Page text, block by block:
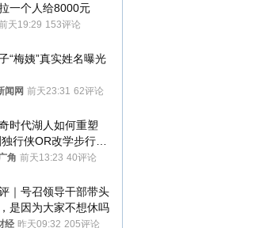
一个人给8000元
天19:29 153评论
“梅姨”真实姓名曝光
闻网 前天23:31 62评论
时代湖人如何重塑
行侠OR改学步行
角 前天13:23 40评论
｜号召领导干部带头
是因为大家不想休吗
经 昨天09:32 205评论